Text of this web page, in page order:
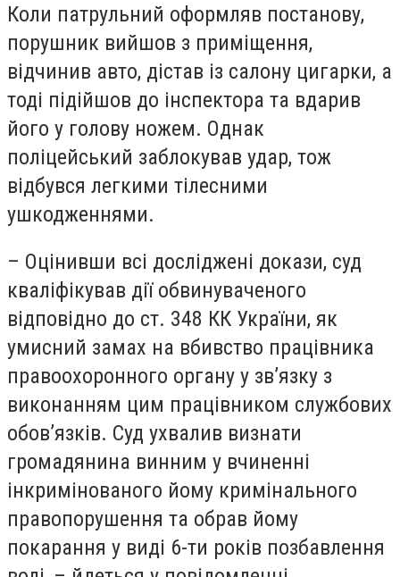
Коли патрульний оформляв постанову,
порушник вийшов з приміщення,
відчинив авто, дістав із салону цигарки, а
тоді підійшов до інспектора та вдарив
його у голову ножем. Однак
поліцейський заблокував удар, тож
відбувся легкими тілесними
ушкодженнями.
– Оцінивши всі досліджені докази, суд
кваліфікував дії обвинуваченого
відповідно до ст. 348 КК України, як
умисний замах на вбивство працівника
правоохоронного органу у зв’язку з
виконанням цим працівником службових
обов’язків. Суд ухвалив визнати
громадянина винним у вчиненні
інкримінованого йому кримінального
правопорушення та обрав йому
покарання у виді 6-ти років позбавлення